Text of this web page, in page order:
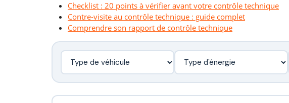
Checklist : 20 points à vérifier avant votre contrôle technique
Contre-visite au contrôle technique : guide complet
Comprendre son rapport de contrôle technique